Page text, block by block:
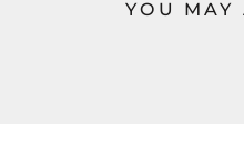
YOU MAY